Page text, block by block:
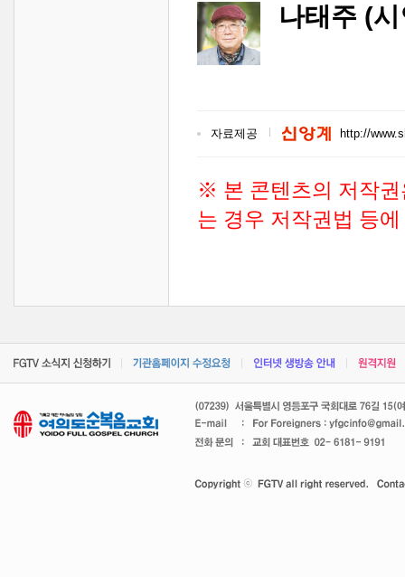
나태주 (
자료제공 http://
※ 본 콘텐츠의 저작권
는 경우 저작권법 등